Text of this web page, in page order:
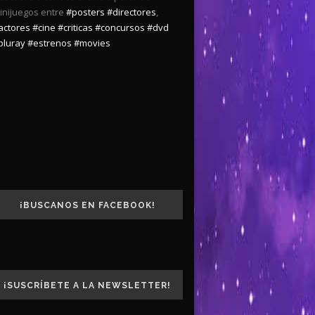
entre #posters #directores,
#cine #criticas #concursos #dvd
#estrenos #movies
¡BUSCANOS EN FACEBOOK!
¡SUSCRÍBETE A LA NEWSLETTER!